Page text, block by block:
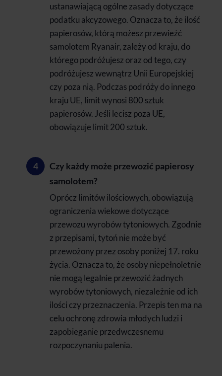
ustanawiającą ogólne zasady dotyczące
podatku akcyzowego. Oznacza to, że ilość
papierosów, którą możesz przewieźć
samolotem Ryanair, zależy od kraju, do
którego podróżujesz oraz od tego, czy
podróżujesz wewnątrz Unii Europejskiej
czy poza nią. Podczas podróży do innego
kraju UE, limit wynosi 800 sztuk
papierosów. Jeśli lecisz poza UE,
obowiązuje limit 200 sztuk.
Czy każdy może przewozić papierosy
samolotem?
Oprócz limitów ilościowych, obowiązują
ograniczenia wiekowe dotyczące
przewozu wyrobów tytoniowych. Zgodnie
z przepisami, tytoń nie może być
przewożony przez osoby poniżej 17. roku
życia. Oznacza to, że osoby niepełnoletnie
nie mogą legalnie przewozić żadnych
wyrobów tytoniowych, niezależnie od ich
ilości czy przeznaczenia. Przepis ten ma na
celu ochronę zdrowia młodych ludzi i
zapobieganie przedwczesnemu
rozpoczynaniu palenia.